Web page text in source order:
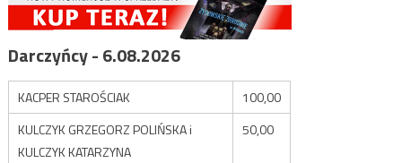
Darczyńcy - 6.08.2026
KACPER STAROŚCIAK
100,00
KULCZYK GRZEGORZ POLIŃSKA i
KULCZYK KATARZYNA
50,00